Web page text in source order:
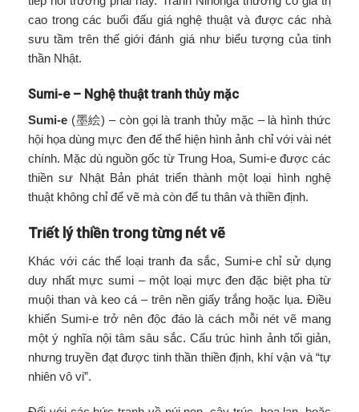
cao trong các buổi đấu giá nghệ thuật và được các nhà
sưu tầm trên thế giới đánh giá như biểu tượng của tinh
thần Nhật.
Sumi-e – Nghệ thuật tranh thủy mặc
Sumi-e (墨絵) – còn gọi là tranh thủy mặc – là hình thức
hội họa dùng mực đen để thể hiện hình ảnh chỉ với vài nét
chính. Mặc dù nguồn gốc từ Trung Hoa, Sumi-e được các
thiền sư Nhật Bản phát triển thành một loại hình nghệ
thuật không chỉ để vẽ mà còn để tu thân và thiền định.
Triết lý thiền trong từng nét vẽ
Khác với các thể loại tranh đa sắc, Sumi-e chỉ sử dụng
duy nhất mực sumi – một loại mực đen đặc biệt pha từ
muội than và keo cá – trên nền giấy trắng hoặc lụa. Điều
khiến Sumi-e trở nên độc đáo là cách mỗi nét vẽ mang
một ý nghĩa nội tâm sâu sắc. Cấu trúc hình ảnh tối giản,
nhưng truyền đạt được tinh thần thiền định, khí vận và “tự
nhiên vô vi”.